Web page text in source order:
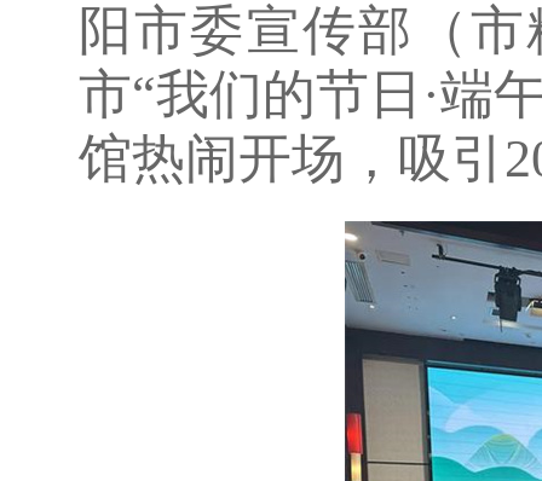
阳市委宣传部（
市“我们的节日·端
馆热闹开场，吸引